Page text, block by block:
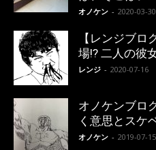
オノケン - 2020-03-30
【レンジブ
場!? 二人の彼
レンジ - 2020-07-16
オノケンブロ
く意思とスケ
オノケン - 2019-07-15